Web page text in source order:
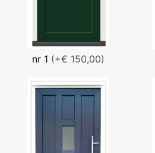
nr 1 (+€ 150,00)